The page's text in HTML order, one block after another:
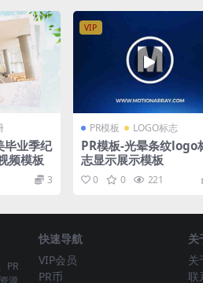
毕业季纪
频模板
3
VIP
PR模板 LOGO标志
PR模板-光晕条纹logo
志显示展示模板
0 0 221
PR
快速导航
VIP会员
PR币
关
关
联